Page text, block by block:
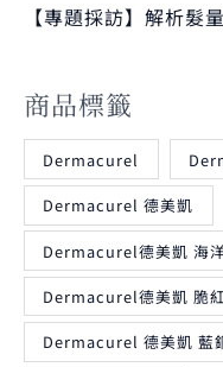
【專題採訪】解析髮
商品標籤
Dermacurel
Dermacurel 德美凱
Dermacurel德美凱 海
Dermacurel德美凱 脆
Dermacurel 德美凱 藍